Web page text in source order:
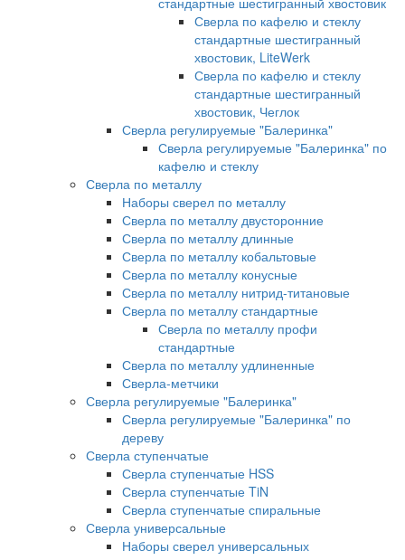
Сверла по кафелю и стеклу
стандартные шестигранный
хвостовик, LiteWerk
Сверла по кафелю и стеклу
стандартные шестигранный
хвостовик, Чеглок
Сверла регулируемые "Балеринка"
Сверла регулируемые "Балеринка" по
кафелю и стеклу
Сверла по металлу
Наборы сверел по металлу
Сверла по металлу двусторонние
Сверла по металлу длинные
Сверла по металлу кобальтовые
Сверла по металлу конусные
Сверла по металлу нитрид-титановые
Сверла по металлу стандартные
Сверла по металлу профи
стандартные
Сверла по металлу удлиненные
Сверла-метчики
Сверла регулируемые "Балеринка"
Сверла регулируемые "Балеринка" по
дереву
Сверла ступенчатые
Сверла ступенчатые HSS
Сверла ступенчатые TiN
Сверла ступенчатые спиральные
Сверла универсальные
Наборы сверел универсальных